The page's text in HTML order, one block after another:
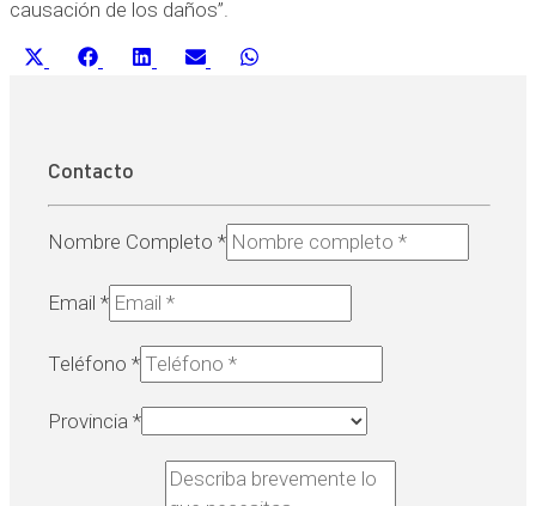
causación de los daños”.
CompartirCompartir
FacebookCompartir
LinkedInCompartir
Email
Contacto
Nombre Completo *
Email *
Teléfono *
Provincia *